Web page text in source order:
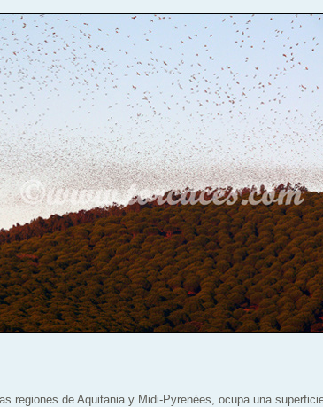
regiones de Aquitania y Midi-Pyrenées, ocupa una